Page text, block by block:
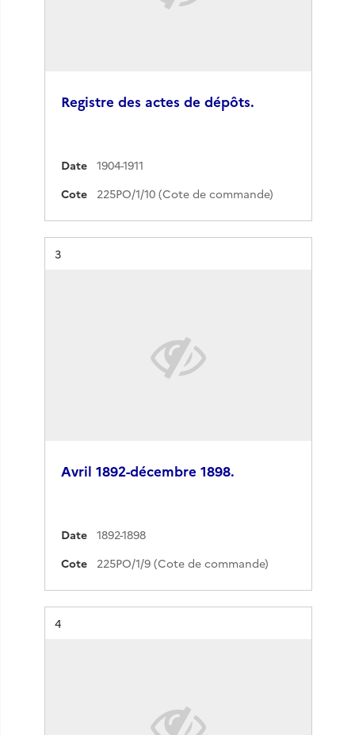
Registre des actes de dépôts.
Date
1904-1911
Cote
225PO/1/10 (Cote de commande)
Résultat n°
3
Avril 1892-décembre 1898.
Date
1892-1898
Cote
225PO/1/9 (Cote de commande)
Résultat n°
4